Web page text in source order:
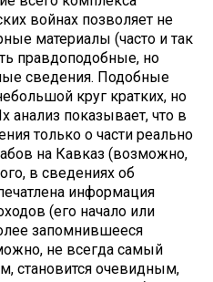
войнах позволяет не
материалы (часто и так
правдоподобные, но
сведения. Подобные
круг кратких, но
анализ показывает, что в
только о части реально
на Кавказ (возможно,
в сведениях об
информация
(его начало или
запомнившееся
не всегда самый
становится очевидным,